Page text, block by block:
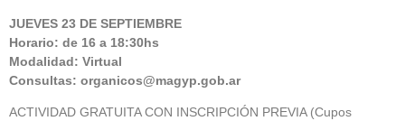
JUEVES 23 DE SEPTIEMBRE
Horario: de 16 a 18:30hs
Modalidad: Virtual
Consultas: organicos@magyp.gob.ar
ACTIVIDAD GRATUITA CON INSCRIPCIÓN PREVIA (Cupos